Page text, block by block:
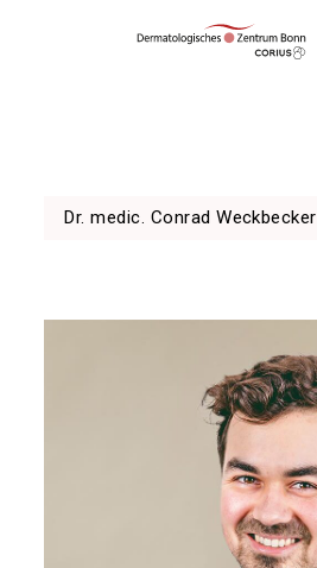
Dr. medic. Conrad Weckbecker